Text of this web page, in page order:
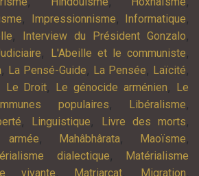
, Impressionnisme, Informatique,
, Interview du Président Gonzalo,
, L'Abeille et le communiste,
, La Pensé-Guide, La Pensée, Laïcité,
Le Droit, Le génocide arménien,
Le
populaires, Libéralisme,
, Linguistique, Livre des morts,
, Mahâbhârata, Maoïsme,
dialectique,
Matérialisme
vivante Matriarcat, Migration